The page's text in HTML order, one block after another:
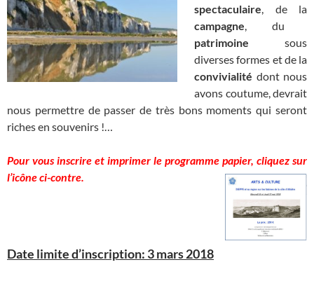
spectaculaire, de la
campagne, du
patrimoine sous
diverses formes et de la
convivialité dont nous
avons coutume, devrait
nous permettre de passer de très bons moments qui seront
riches en souvenirs !…
Pour vous inscrire et imprimer le programme papier, cliquez sur
l’icône ci-contre.
Date limite d’inscription: 3 mars 2018